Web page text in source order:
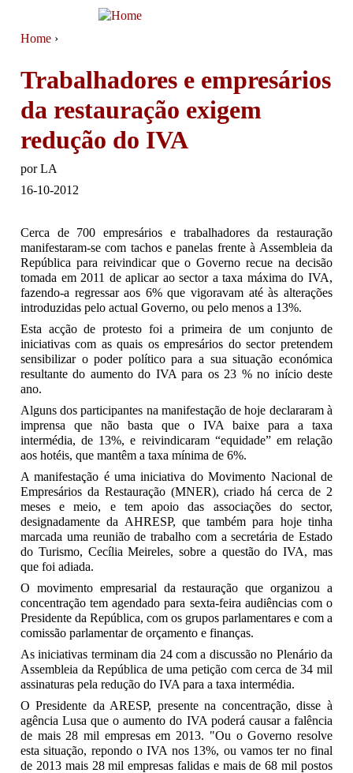
You are here
Home ›
Trabalhadores e empresários
da restauração exigem
redução do IVA
porLA
16-10-2012
Cerca de 700 empresários e trabalhadores da restauração
manifestaram-se com tachos e panelas frente à Assembleia da
República para reivindicar que o Governo recue na decisão
tomada em 2011 de aplicar ao sector a taxa máxima do IVA,
fazendo-a regressar aos 6% que vigoravam até às alterações
introduzidas pelo actual Governo, ou pelo menos a 13%.
Esta acção de protesto foi a primeira de um conjunto de
iniciativas com as quais os empresários do sector pretendem
sensibilizar o poder político para a sua situação económica
resultante do aumento do IVA para os 23 % no início deste
ano.
Alguns dos participantes na manifestação de hoje declararam à
imprensa que não basta que o IVA baixe para a taxa
intermédia, de 13%, e reivindicaram “equidade” em relação
aos hotéis, que mantêm a taxa mínima de 6%.
A manifestação é uma iniciativa do Movimento Nacional de
Empresários da Restauração (MNER), criado há cerca de 2
meses e meio, e tem apoio das associações do sector,
designadamente da AHRESP, que também para hoje tinha
marcada uma reunião de trabalho com a secretária de Estado
do Turismo, Cecília Meireles, sobre a questão do IVA, mas
que foi adiada.
O movimento empresarial da restauração que organizou a
concentração tem agendado para sexta-feira audiências com o
Presidente da República, com os grupos parlamentares e com a
comissão parlamentar de orçamento e finanças.
As iniciativas terminam dia 24 com a discussão no Plenário da
Assembleia da República de uma petição com cerca de 34 mil
assinaturas pela redução do IVA para a taxa intermédia.
O Presidente da ARESP, presente na concentração, disse à
agência Lusa que o aumento do IVA poderá causar a falência
de mais 28 mil empresas em 2013. "Ou o Governo resolve
esta situação, repondo o IVA nos 13%, ou vamos ter no final
de 2013 mais 28 mil empresas falidas e mais de 68 mil postos